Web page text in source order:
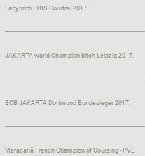
Labyrinth RBIS Courtrai 2017.
JAKARTA world Champion bitch Leipzig 2017.
BOB JAKARTA Dortmund Bundesieger 2017.
Maracanã French Champion of Coursing - PVL